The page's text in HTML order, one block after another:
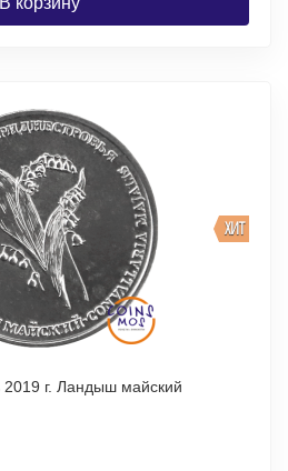
ХИТ
Приднестровье 1 рубль 2019 г. Ландыш майский